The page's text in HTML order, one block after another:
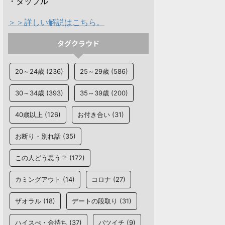
＞＞詳しい解説はこちら。
タグクラウド
20～24歳 (236) 25～29歳 (586)
30～34歳 (393) 35～39歳 (200)
40歳以上 (126) お付き合い (31)
お断り・別れ話 (35)
この人どう思う？ (172)
カミングアウト (14) コロナ (27)
ザオラル (18) デートの段取り (31)
ハイスぺ・金持ち (37) バツイチ (9)